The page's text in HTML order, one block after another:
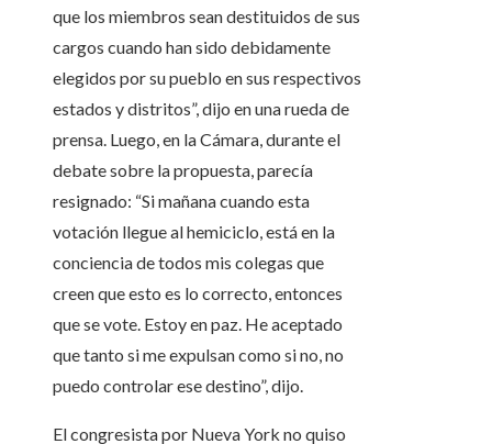
que los miembros sean destituidos de sus
cargos cuando han sido debidamente
elegidos por su pueblo en sus respectivos
estados y distritos”, dijo en una rueda de
prensa. Luego, en la Cámara, durante el
debate sobre la propuesta, parecía
resignado: “Si mañana cuando esta
votación llegue al hemiciclo, está en la
conciencia de todos mis colegas que
creen que esto es lo correcto, entonces
que se vote. Estoy en paz. He aceptado
que tanto si me expulsan como si no, no
puedo controlar ese destino”, dijo.
El congresista por Nueva York no quiso